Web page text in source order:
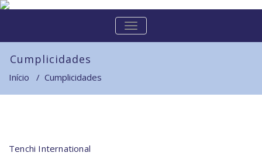
Skip
ALTERNAR
A
NAVEGAÇÃO
Cumplicidades
Início / Cumplicidades
Tenchi International